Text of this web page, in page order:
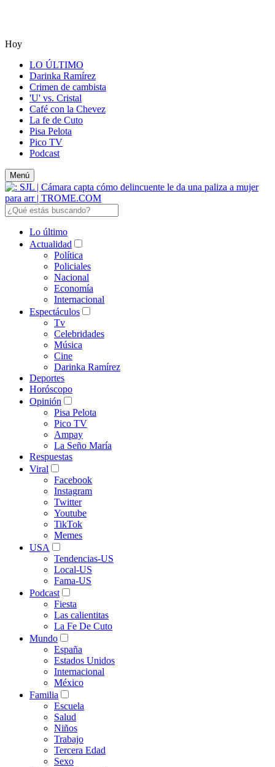
Hoy
LO ÚLTIMO
Darinka Ramírez
Crimen de cambista
'U' vs. Cristal
Café con la Chevez
La fe de Cuto
Pisa Pelota
Pico TV
Podcast
Menú
Lo último
Actualidad
Política
Policiales
Nacional
Economía
Internacional
Espectáculos
Tv
Celebridades
Música
Cine
Darinka Ramírez
Deportes
Horóscopo
Opinión
Pisa Pelota
Pico TV
Ampay
La Seño María
Respuestas
Viral
Facebook
Instagram
Twitter
Youtube
TikTok
Memes
USA
Tendencias-US
Local-US
Fama-US
Podcast
Fiesta
Las calientitas
La Fe De Cuto
Mundo
España
Estados Unidos
Internacional
México
Familia
Escuela
Salud
Niños
Trabajo
Tercera Edad
Sexo